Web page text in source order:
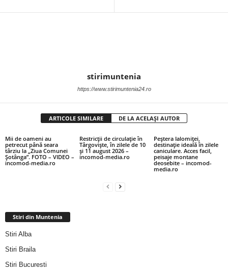
stirimuntenia
https://www.stirimuntenia24.ro
ARTICOLE SIMILARE DE LA ACELAȘI AUTOR
Mii de oameni au
petrecut până seara
târziu la „Ziua Comunei
Șotânga”. FOTO – VIDEO –
incomod-media.ro
Restricții de circulație în
Târgoviște, în zilele de 10
și 11 august 2026 –
incomod-media.ro
Peștera Ialomiței,
destinație ideală în zilele
caniculare. Acces facil,
peisaje montane
deosebite – incomod-
media.ro
Stiri din Muntenia
Stiri Alba
Stiri Braila
Stiri Bucuresti